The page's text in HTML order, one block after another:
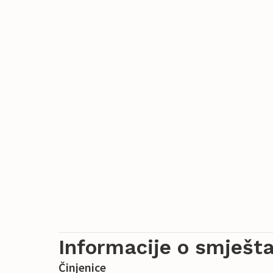
Informacije o
Činjenice